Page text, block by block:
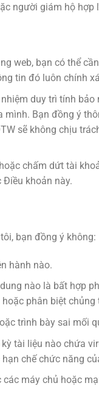
người giám hộ
web, bạn có thể
tin đó luôn chính
duy trì tính
Bạn đồng ý
sẽ không chịu
chấm dứt tài
khoản này.
bạn đồng ý không:
hành nào.
nào là bất hợp
phân biệt
trình bày sai mối
tài liệu nào chứa
chế chức năng
máy chủ hoặc